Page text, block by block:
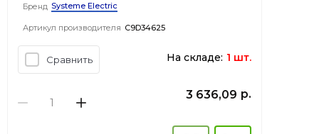
Бренд Systeme Electric
Артикул производителя C9D34625
Сравнить На складе: 1 шт.
3 636,09 р.